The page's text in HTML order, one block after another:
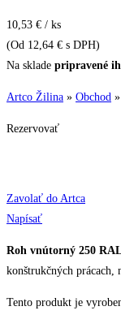
10,53 € / ks
(Od 12,64 € s DPH)
Na sklade pripravené
Artco Žilina » Obchod »
Rezervovať
Zavolať do Artca
Napísať
Roh vnútorný 250
konštrukčných
Tento produkt je